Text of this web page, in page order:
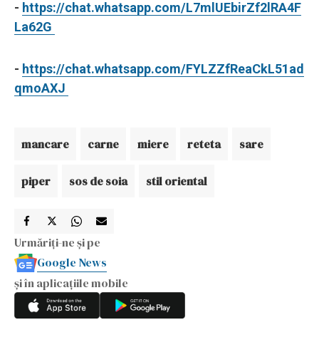
- https://chat.whatsapp.com/L7mlUEbirZf2lRA4F
La62G
- https://chat.whatsapp.com/FYLZZfReaCkL51ad
qmoAXJ
mancare carne miere reteta sare
piper sos de soia stil oriental
Urmăriți-ne și pe
Google News
și în aplicațiile mobile